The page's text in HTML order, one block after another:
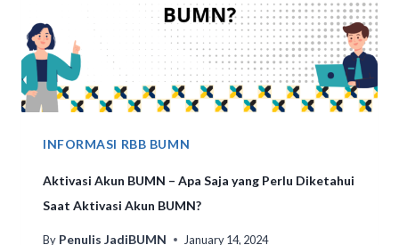
INFORMASI RBB BUMN
Aktivasi Akun BUMN – Apa Saja yang Perlu Diketahui
Saat Aktivasi Akun BUMN?
By Penulis JadiBUMN January 14, 2024